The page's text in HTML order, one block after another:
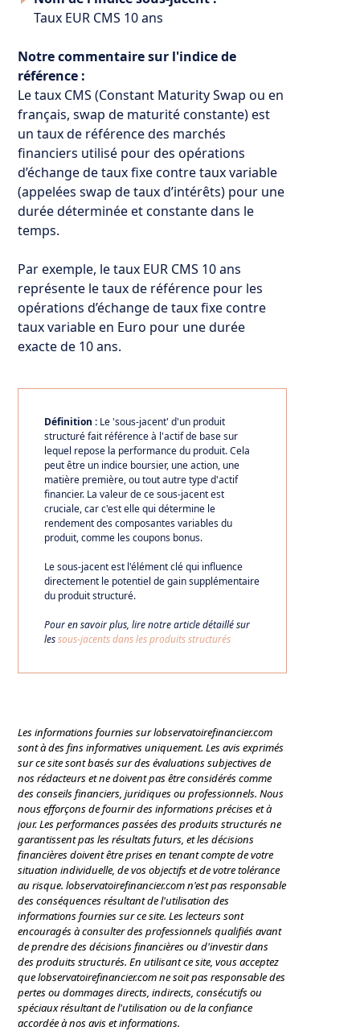
Taux EUR CMS 10 ans
Notre commentaire sur l'indice de
référence :
Le taux CMS (Constant Maturity Swap ou en
français, swap de maturité constante) est
un taux de référence des marchés
financiers utilisé pour des opérations
d’échange de taux fixe contre taux variable
(appelées swap de taux d’intérêts) pour une
durée déterminée et constante dans le
temps.
Par exemple, le taux EUR CMS 10 ans
représente le taux de référence pour les
opérations d’échange de taux fixe contre
taux variable en Euro pour une durée
exacte de 10 ans.
Définition : Le 'sous-jacent' d'un produit
structuré fait référence à l'actif de base sur
lequel repose la performance du produit. Cela
peut être un indice boursier, une action, une
matière première, ou tout autre type d'actif
financier. La valeur de ce sous-jacent est
cruciale, car c'est elle qui détermine le
rendement des composantes variables du
produit, comme les coupons bonus.
Le sous-jacent est l'élément clé qui influence
directement le potentiel de gain supplémentaire
du produit structuré.
Pour en savoir plus, lire notre article détaillé sur
lessous-jacents dans les produits structurés
Les informations fournies sur lobservatoirefinancier.com
sont à des fins informatives uniquement. Les avis exprimés
sur ce site sont basés sur des évaluations subjectives de
nos rédacteurs et ne doivent pas être considérés comme
des conseils financiers, juridiques ou professionnels. Nous
nous efforçons de fournir des informations précises et à
jour. Les performances passées des produits structurés ne
garantissent pas les résultats futurs, et les décisions
financières doivent être prises en tenant compte de votre
situation individuelle, de vos objectifs et de votre tolérance
au risque. lobservatoirefinancier.com n'est pas responsable
des conséquences résultant de l'utilisation des
informations fournies sur ce site. Les lecteurs sont
encouragés à consulter des professionnels qualifiés avant
de prendre des décisions financières ou d'investir dans
des produits structurés. En utilisant ce site, vous acceptez
que lobservatoirefinancier.com ne soit pas responsable des
pertes ou dommages directs, indirects, consécutifs ou
spéciaux résultant de l'utilisation ou de la confiance
accordée à nos avis et informations.